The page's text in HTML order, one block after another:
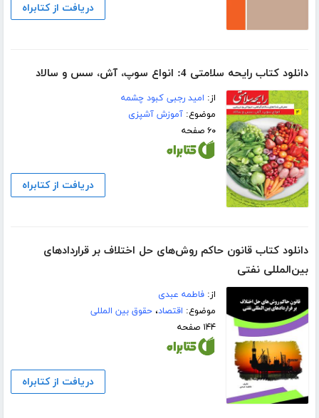
دریافت از کتابراه
دانلود کتاب رایحه سلامتی 4: انواع سوپ، آش، سس و سالاد
از: امید رجبی کبود چشمه
موضوع:آموزش آشپزی
۶۰ صفحه
دریافت از کتابراه
دانلود کتاب قانون حاکم روش‌های حل اختلاف بر قراردادهای
بین‌المللی نفتی
از:فاطمه عبدی
موضوع: اقتصاد،حقوق بین المللی
۱۴۴ صفحه
دریافت از کتابراه